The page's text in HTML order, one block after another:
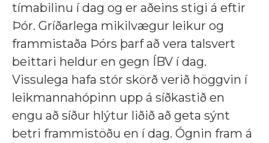
tímabilinu í dag og er aðeins stigi á eftir
Þór. Gríðarlega mikilvægur leikur og
frammistaða Þórs þarf að vera talsvert
beittari heldur en gegn ÍBV í dag.
Vissulega hafa stór skörð verið höggvin í
leikmannahópinn upp á síðkastið en
engu að síður hlýtur liðið að geta sýnt
betri frammistöðu en í dag. Ógnin fram á